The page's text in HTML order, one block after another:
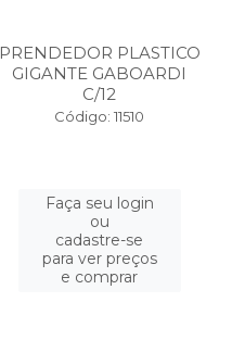
PRENDEDOR PLASTICO
GIGANTE GABOARDI
C/12
Código: 11510
Faça seu login
ou
cadastre-se
para ver preços
e comprar